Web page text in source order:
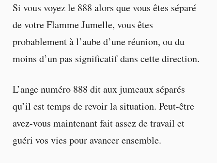
Si vous voyez le 888 alors que vous êtes séparé
de votre Flamme Jumelle, vous êtes
probablement à l’aube d’une réunion, ou du
moins d’un pas significatif dans cette direction.
L’ange numéro 888 dit aux jumeaux séparés
qu’il est temps de revoir la situation. Peut-être
avez-vous maintenant fait assez de travail et
guéri vos vies pour avancer ensemble.